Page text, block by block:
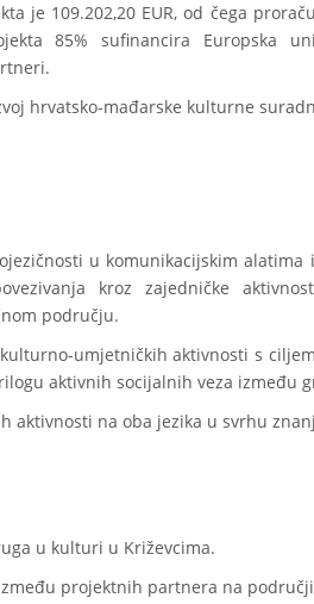
je 109.202,20 EUR, od čega
85% sufinancira Europska
hrvatsko-mađarske kulturne
u komunikacijskim
kroz zajedničke
području.
umjetničkih aktivnosti s
aktivnih socijalnih veza između
aktivnosti na oba jezika u svrhu
u kulturi u Križevcima.
projektnih partnera na